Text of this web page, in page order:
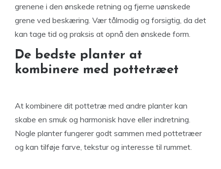
grenene i den ønskede retning og fjerne uønskede
grene ved beskæring. Vær tålmodig og forsigtig, da det
kan tage tid og praksis at opnå den ønskede form.
De bedste planter at
kombinere med pottetræet
At kombinere dit pottetræ med andre planter kan
skabe en smuk og harmonisk have eller indretning.
Nogle planter fungerer godt sammen med pottetræer
og kan tilføje farve, tekstur og interesse til rummet.